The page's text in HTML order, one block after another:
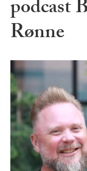
podcast
Rønne